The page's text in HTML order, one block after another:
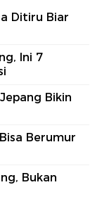
Ditiru Biar
Ini 7
Bikin
Berumur
Bukan